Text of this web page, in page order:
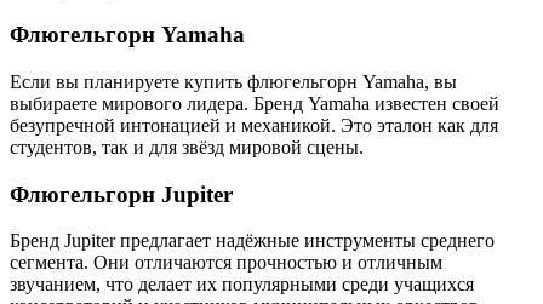
Флюгельгорн Yamaha
Если вы планируете купить флюгельгорн Yamaha, вы
выбираете мирового лидера. Бренд Yamaha известен своей
безупречной интонацией и механикой. Это эталон как для
студентов, так и для звёзд мировой сцены.
Флюгельгорн Jupiter
Бренд Jupiter предлагает надёжные инструменты среднего
сегмента. Они отличаются прочностью и отличным
звучанием, что делает их популярными среди учащихся